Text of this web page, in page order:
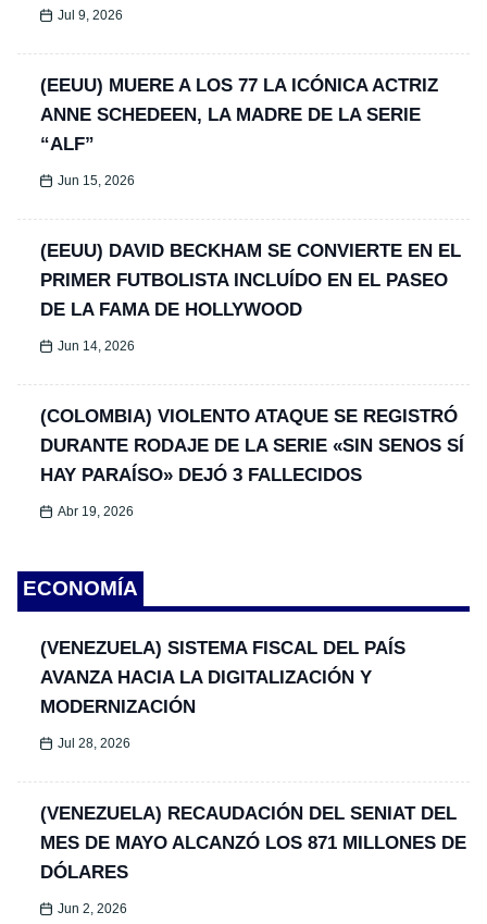
Jul 9, 2026
(EEUU) MUERE A LOS 77 LA ICÓNICA ACTRIZ
ANNE SCHEDEEN, LA MADRE DE LA SERIE
“ALF”
Jun 15, 2026
(EEUU) DAVID BECKHAM SE CONVIERTE EN EL
PRIMER FUTBOLISTA INCLUÍDO EN EL PASEO
DE LA FAMA DE HOLLYWOOD
Jun 14, 2026
(COLOMBIA) VIOLENTO ATAQUE SE REGISTRÓ
DURANTE RODAJE DE LA SERIE «SIN SENOS SÍ
HAY PARAÍSO» DEJÓ 3 FALLECIDOS
Abr 19, 2026
ECONOMÍA
(VENEZUELA) SISTEMA FISCAL DEL PAÍS
AVANZA HACIA LA DIGITALIZACIÓN Y
MODERNIZACIÓN
Jul 28, 2026
(VENEZUELA) RECAUDACIÓN DEL SENIAT DEL
MES DE MAYO ALCANZÓ LOS 871 MILLONES DE
DÓLARES
Jun 2, 2026